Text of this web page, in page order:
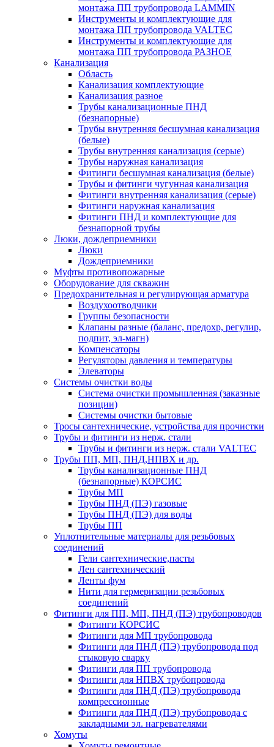
монтажа ПП трубопровода LAMMIN
Инструменты и комплектующие для
монтажа ПП трубопровода VALTEC
Инструменты и комплектующие для
монтажа ПП трубопровода РАЗНОЕ
Канализация
Область
Канализация комплектующие
Канализация разное
Трубы канализационные ПНД
(безнапорные)
Трубы внутренняя бесшумная канализация
(белые)
Трубы внутренняя канализация (серые)
Трубы наружная канализация
Фитинги бесшумная канализация (белые)
Трубы и фитинги чугунная канализация
Фитинги внутренняя канализация (серые)
Фитинги наружная канализация
Фитинги ПНД и комплектующие для
безнапорной трубы
Люки, дождеприемники
Люки
Дождеприемники
Муфты противопожарные
Оборудование для скважин
Предохранительная и регулирующая арматура
Воздухоотводчики
Группы безопасности
Клапаны разные (баланс, предохр, регулир,
подпит, эл-магн)
Компенсаторы
Регуляторы давления и температуры
Элеваторы
Системы очистки воды
Система очистки промышленная (заказные
позиции)
Системы очистки бытовые
Тросы сантехнические, устройства для прочистки
Трубы и фитинги из нерж. стали
Трубы и фитинги из нерж. стали VALTEC
Трубы ПП, МП, ПНД,НПВХ и др.
Трубы канализационные ПНД
(безнапорные) КОРСИС
Трубы МП
Трубы ПНД (ПЭ) газовые
Трубы ПНД (ПЭ) для воды
Трубы ПП
Уплотнительные материалы для резьбовых
соединений
Гели сантехнические,пасты
Лен сантехнический
Ленты фум
Нити для гермеризации резьбовых
соединений
Фитинги для ПП, МП, ПНД (ПЭ) трубопроводов
Фитинги КОРСИС
Фитинги для МП трубопровода
Фитинги для ПНД (ПЭ) трубопровода под
стыковую сварку
Фитинги для ПП трубопровода
Фитинги для НПВХ трубопровода
Фитинги для ПНД (ПЭ) трубопровода
компрессионные
Фитинги для ПНД (ПЭ) трубопровода с
закладными эл. нагревателями
Хомуты